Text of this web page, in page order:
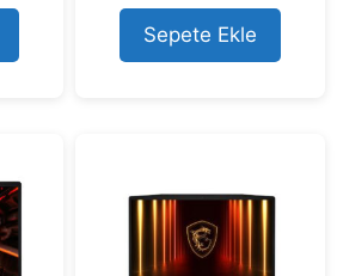
t
o
f
5
Sepete Ekle